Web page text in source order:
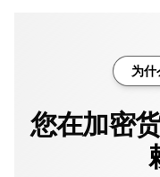
为
您在加密